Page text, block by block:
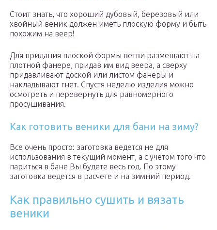
Стоит знать, что хороший дубовый, березовый или
хвойный веник должен иметь плоскую форму и быть
похожим на веер!
Для придания плоской формы ветви размещают на
плотной фанере, придав им вид веера, а сверху
придавливают доской или листом фанеры и
накладывают гнет. Спустя неделю изделия можно
осмотреть и перевернуть для равномерного
просушивания.
Как готовить веники для бани на зиму?
Все очень просто: заготовка ведется не для
использования в текущий момент, а с учетом того что
париться в бане Вы будете весь год. По этому
заготовка ведется в расчете и на зимний период.
Как правильно сушить и вязать
веники